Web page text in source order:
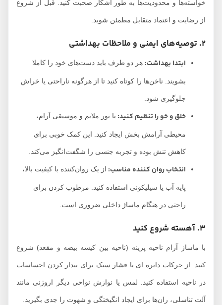
خواسته‌ها و محدودیت‌ها به طور آشکار صحبت کنید. قبل از شروع
از رضایت و اعتماد متقابل مطمئن شوید.
ابتدا بهداشت:هر دو طرف باید دست‌های خود را کاملا
بشویند. ناخن‌ها را کوتاه کنید تا از هرگونه ناراحتی یا خراش
جلوگیری شود.
خلق و خو را تنظیم کنید:با نور ملایم و موسیقی آرام،
محیطی آرامش بخش ایجاد کنید. این کمک خوبی برای
کاهش تنش بوده و تجربه جنسی را شگفت‌انگیز می‌کند.
انتخاب روان کننده مناسب:از یک روان‌کننده با کیفیت بالا،
پایه آب یا سیلیکونی استفاده کنید. مرطوب کردن برای
راحتی در هنگام ماساژ داخلی ضروری است.
با ماساژ آرام ناحیه پرینه (ناحیه بین کیسه بیضه و مقعد) شروع
کنید. از حرکات دایره ای یا فشار سبک برای بیدار کردن احساسات
در ناحیه استفاده کنید. لمس یا نوازش نواحی دیگر اروژنی مانند
آلت تناسلی، ران‌ها برای ایجاد انگیختگی و شهوت را جدی بگیرید.